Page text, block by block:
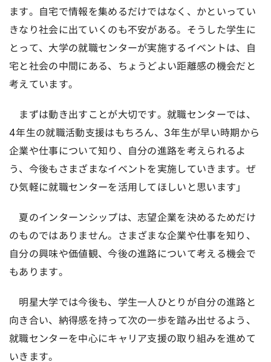
ます。自宅で情報を集めるだけではなく、かといってい
きなり社会に出ていくのも不安がある。そうした学生に
とって、大学の就職センターが実施するイベントは、自
宅と社会の中間にある、ちょうどよい距離感の機会だと
考えています。
まずは動き出すことが大切です。就職センターでは、
4年生の就職活動支援はもちろん、3年生が早い時期から
企業や仕事について知り、自分の進路を考えられるよ
う、今後もさまざまなイベントを実施していきます。ぜ
ひ気軽に就職センターを活用してほしいと思います」
夏のインターンシップは、志望企業を決めるためだけ
のものではありません。さまざまな企業や仕事を知り、
自分の興味や価値観、今後の進路について考える機会で
もあります。
明星大学では今後も、学生一人ひとりが自分の進路と
向き合い、納得感を持って次の一歩を踏み出せるよう、
就職センターを中心にキャリア支援の取り組みを進めて
いきます。